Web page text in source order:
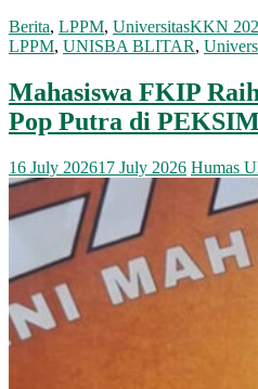
Berita, LPPM, UniversitasKKN
LPPM, UNISBA BLITAR,
Mahasiswa FKIP
Pop Putra di
16 July 202617 July 2026 Humas